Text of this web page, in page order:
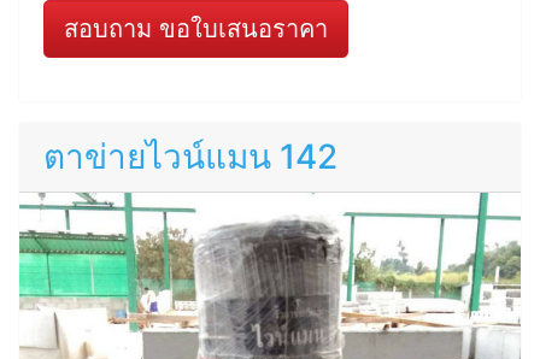
สอบถาม ขอใบเสนอราคา
ตาข่ายไวน์แมน 142